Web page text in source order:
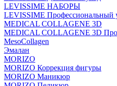
LEVISSIME НАБОРЫ
LEVISSIME Профессиональный
MEDICAL COLLAGENE 3D
MEDICAL COLLAGENE 3D
MesoCollagen
Эмалан
MORIZO
MORIZO Коррекция фигуры
MORIZO Маникюр